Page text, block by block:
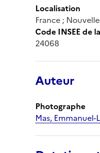
Localisation
France ;
Code INSEE de
24068
Auteur
Photographe
Mas, Emmanuel-